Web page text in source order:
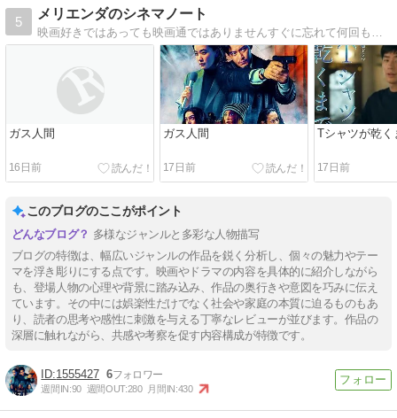
5
メリエンダのシネマノート
ガス人間
16日前
ガス人間
17日前
Tシャツが乾く
17日前
このブログのここがポイント
多様なジャンルと多彩な人物描写
ブログの特徴は、幅広いジャンルの作品を鋭く分析し、個々の魅力やテー
マを浮き彫りにする点です。映画やドラマの内容を具体的に紹介しながら
も、登場人物の心理や背景に踏み込み、作品の奥行きや意図を巧みに伝え
ています。その中には娯楽性だけでなく社会や家庭の本質に迫るものもあ
り、読者の思考や感性に刺激を与える丁寧なレビューが並びます。作品の
深層に触れながら、共感や考察を促す内容構成が特徴です。
1555427 6
週間IN:90 週間OUT:280 月間IN:430